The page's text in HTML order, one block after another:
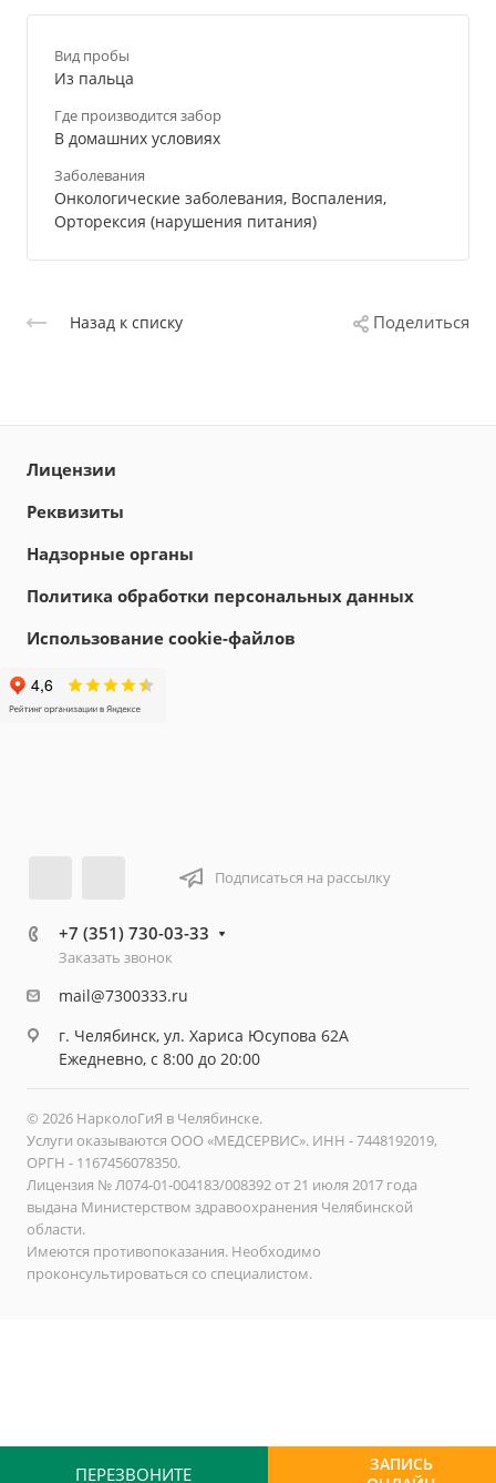
Вид пробы
Из пальца
Где производится забор
В домашних условиях
Заболевания
Онкологические заболевания, Воспаления,
Орторексия (нарушения питания)
Назад к списку Поделиться
Лицензии
Реквизиты
Надзорные органы
Политика обработки персональных данных
Использование cookie-файлов
Подписаться на рассылку
+7 (351) 730-03-33
Заказать звонок
mail@7300333.ru
г. Челябинск, ул. Хариса Юсупова 62А
Ежедневно, с 8:00 до 20:00
© 2026 НарколоГиЯ в Челябинске.
Услуги оказываются ООО «МЕДСЕРВИС». ИНН - 7448192019,
ОРГН - 1167456078350.
Лицензия № Л074-01-004183/008392 от 21 июля 2017 года
выдана Министерством здравоохранения Челябинской
области.
Имеются противопоказания. Необходимо
проконсультироваться со специалистом.
ПЕРЕЗВОНИТЕ
ЗАПИСЬ